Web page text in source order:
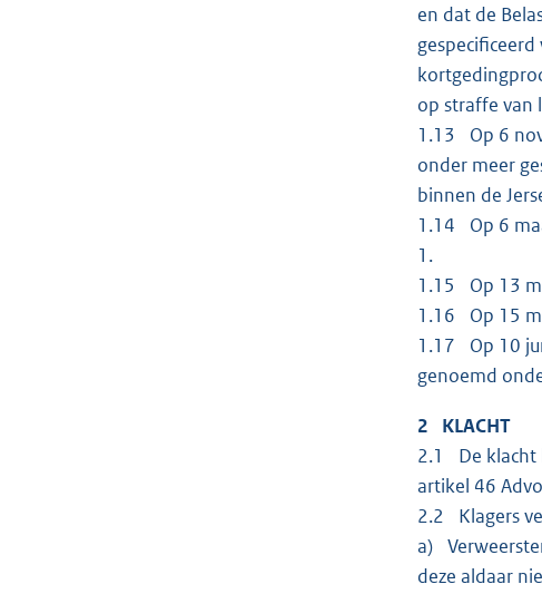
en dat de
op straffe van
1.13 Op 6
onder meer
binnen de
1.14 Op 6
1.
1.15 Op 13
1.16 Op 15
1.17 Op 10
genoemd
2 KLACHT
2.1 De klacht
artikel 46
2.2 Klagers
a)
deze aldaar